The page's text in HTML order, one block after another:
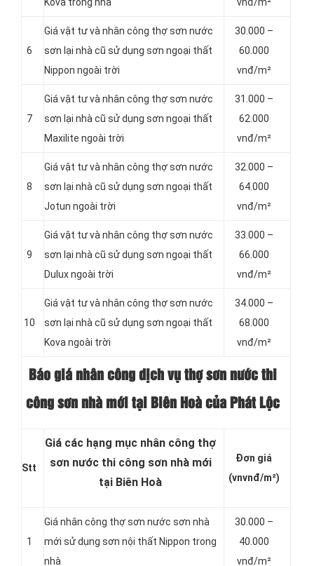
6
Giá vật tư và nhân công thợ sơn nước
sơn lại nhà cũ sử dụng sơn ngoại thất
Nippon ngoài trời
30.000 –
60.000
vnđ/m²
7
Giá vật tư và nhân công thợ sơn nước
sơn lại nhà cũ sử dụng sơn ngoại thất
Maxilite ngoài trời
31.000 –
62.000
vnđ/m²
8
Giá vật tư và nhân công thợ sơn nước
sơn lại nhà cũ sử dụng sơn ngoại thất
Jotun ngoài trời
32.000 –
64.000
vnđ/m²
9
Giá vật tư và nhân công thợ sơn nước
sơn lại nhà cũ sử dụng sơn ngoại thất
Dulux ngoài trời
33.000 –
66.000
vnđ/m²
10
Giá vật tư và nhân công thợ sơn nước
sơn lại nhà cũ sử dụng sơn ngoại thất
Kova ngoài trời
34.000 –
68.000
vnđ/m²
Báo giá nhân công dịch vụ thợ sơn nước thi
công sơn nhà mới tại Biên Hoà của Phát Lộc
Stt
Giá các hạng mục nhân công thợ
sơn nước thi công sơn nhà mới
tại Biên Hoà
Đơn giá
(vnvnđ/m²)
1
Giá nhân công thợ sơn nước sơn nhà
mới sử dụng sơn nội thất Nippon trong
nhà
30.000 –
40.000
vnđ/m²